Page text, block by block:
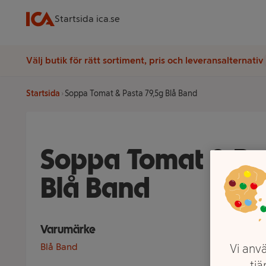
Startsida ica.se
Välj butik för rätt sortiment, pris och leveransalternativ
Startsida Soppa Tomat & Pasta 79,5g Blå Band
Soppa Tomat &
Blå Band
Varumärke
Blå Band
Vi